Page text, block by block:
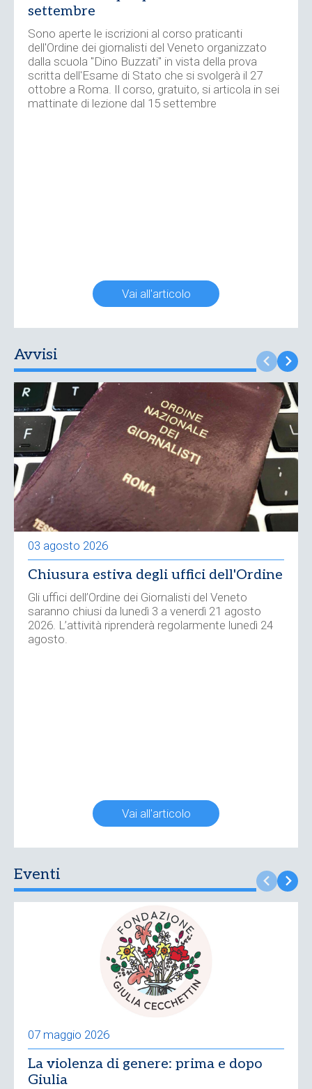
settembre
Sono aperte le iscrizioni al corso praticanti
dell'Ordine dei giornalisti del Veneto organizzato
dalla scuola "Dino Buzzati" in vista della prova
scritta dell'Esame di Stato che si svolgerà il 27
ottobre a Roma. Il corso, gratuito, si articola in sei
mattinate di lezione dal 15 settembre
Vai all'articolo
Avvisi
03 agosto 2026
Chiusura estiva degli uffici dell'Ordine
Gli uffici dell’Ordine dei Giornalisti del Veneto
saranno chiusi da lunedì 3 a venerdì 21 agosto
2026. L’attività riprenderà regolarmente lunedì 24
agosto.
Vai all'articolo
Eventi
07 maggio 2026
La violenza di genere: prima e dopo
Giulia